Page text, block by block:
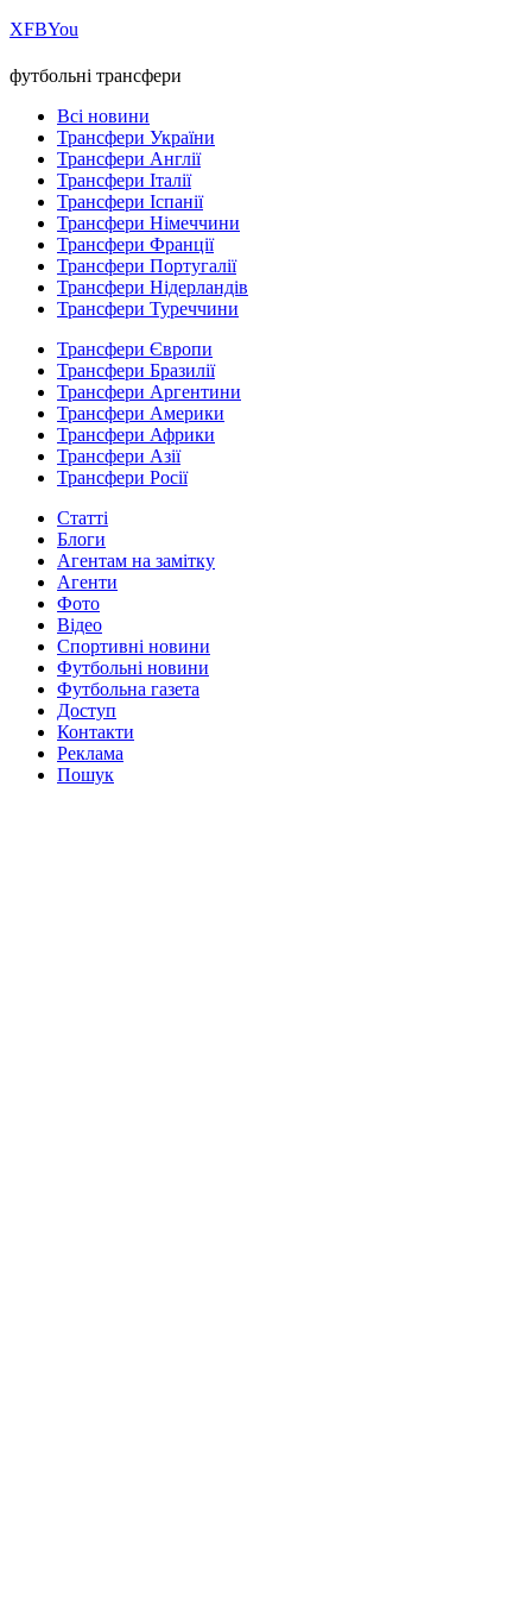
ХFBYou
футбольні трансфери
Всі новини
Трансфери України
Трансфери Англії
Трансфери Італії
Трансфери Іспанії
Трансфери Німеччини
Трансфери Франції
Трансфери Португалії
Трансфери Нідерландів
Трансфери Туреччини
Трансфери Європи
Трансфери Бразилії
Трансфери Аргентини
Трансфери Америки
Трансфери Африки
Трансфери Азії
Трансфери Росії
Статті
Блоги
Агентам на замітку
Агенти
Фото
Відео
Спортивні новини
Футбольні новини
Футбольна газета
Доступ
Контакти
Реклама
Пошук